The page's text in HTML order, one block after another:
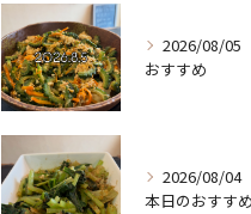
2026/08/05
おすすめ
2026/08/04
本日のおすすめ